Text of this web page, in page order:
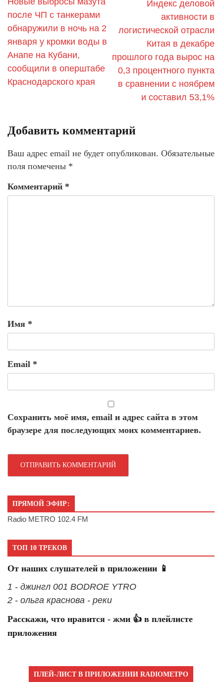
после ЧП с танкерами
обнаружили в ночь на 2
января у кромки воды в
Анапе на Кубани,
сообщили в оперштабе
Краснодарского края
Индекс деловой
активности в
логистической отрасли
Китая в декабре
прошлого года вырос на
0,3 процентного пункта
в сравнении с ноябрем
и составил 53,1%
Добавить комментарий
Ваш адрес email не будет опубликован. Обязательные
поля помечены *
Комментарий *
Имя *
Email *
Сохранить моё имя, email и адрес сайта в этом
браузере для последующих моих комментариев.
ПРЯМОЙ ЭФИР:
Radio METRO 102.4 FM
ТОП 10 ТРЕКОВ
От наших слушателей в приложении 📱
1 - джингл 001 BODROE YTRO
2 - ольга краснова - реки
Расскажи, что нравится - жми 👍 в плейлисте
приложения
ПЛЕЙ-ЛИСТ В ПРИЛОЖЕНИИ RADIOМЕТРО